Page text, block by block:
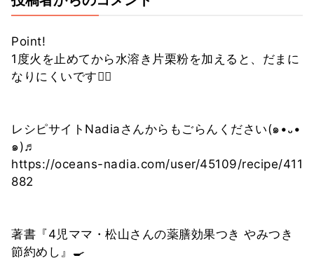
Point!
1度火を止めてから水溶き片栗粉を加えると、だまに
なりにくいです💁‍♀️
レシピサイトNadiaさんからもごらんください(๑•᎑•
๑)♬
https://oceans-nadia.com/user/45109/recipe/411
882
著書『4児ママ・松山さんの薬膳効果つき やみつき
節約めし』🍳